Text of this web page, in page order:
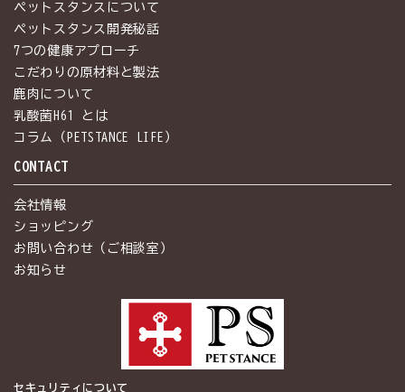
ペットスタンスについて
ペットスタンス開発秘話
7つの健康アプローチ
こだわりの原材料と製法
鹿肉について
乳酸菌H61 とは
コラム（PETSTANCE LIFE）
CONTACT
会社情報
ショッピング
お問い合わせ（ご相談室）
お知らせ
セキュリティについて